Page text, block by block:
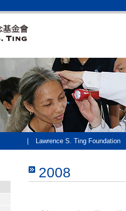
Lawrence S. Ting Foundation
2008